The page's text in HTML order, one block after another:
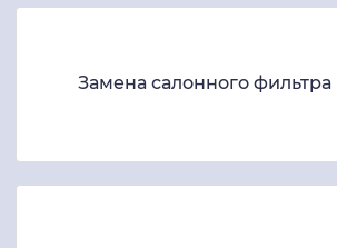
Замена салонного фильтра